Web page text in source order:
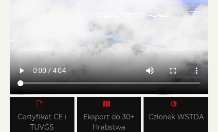
Certyfikat CE i
TUVGS
Eksport do 30+
Hrabstwa
Członek WSTDA